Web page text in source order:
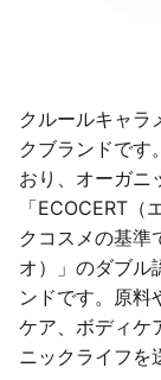
クルールキャラ
クブランドです
おり、オーガニ
「ECOCERT
クコスメの基準
オ）」のダブル
ンドです。原料
ケア、ボディケ
ニックライフを